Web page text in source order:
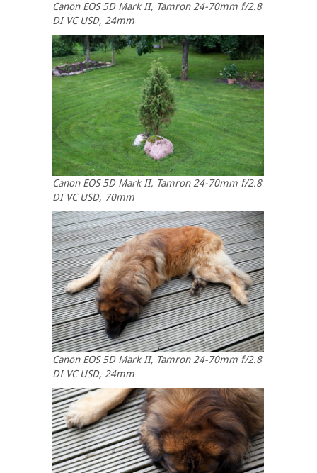
Canon EOS 5D Mark II, Tamron 24-70mm f/2.8
DI VC USD, 24mm
Canon EOS 5D Mark II, Tamron 24-70mm f/2.8
DI VC USD, 70mm
Canon EOS 5D Mark II, Tamron 24-70mm f/2.8
DI VC USD, 24mm